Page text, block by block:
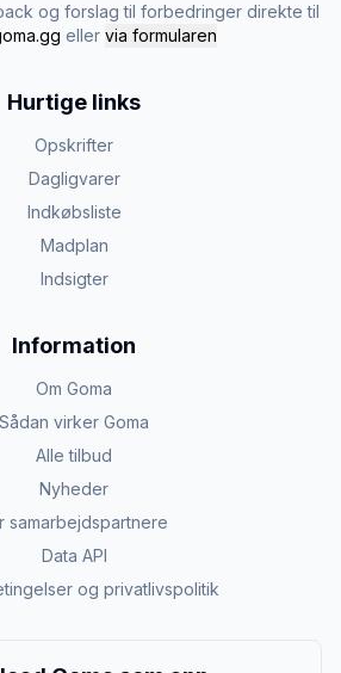
og forslag til forbedringer direkte til
eller via formularen
Hurtige links
Opskrifter
Dagligvarer
Indkøbsliste
Madplan
Indsigter
Information
Om Goma
Sådan virker Goma
Alle tilbud
Nyheder
samarbejdspartnere
Data API
og privatlivspolitik